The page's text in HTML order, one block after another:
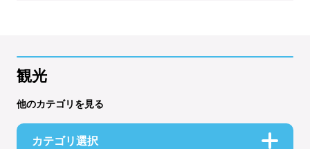
観光
他のカテゴリを見る
カテゴリ選択